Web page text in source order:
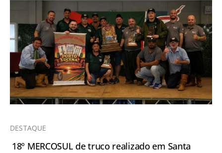
DESTAQUE
18º MERCOSUL de truco realizado em Santa